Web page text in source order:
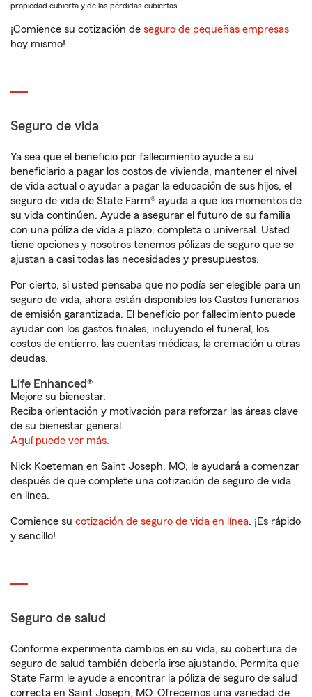
propiedad cubierta y de las pérdidas cubiertas.
¡Comience su cotización de seguro de pequeñas empresas
hoy mismo!
Seguro de vida
Ya sea que el beneficio por fallecimiento ayude a su
beneficiario a pagar los costos de vivienda, mantener el nivel
de vida actual o ayudar a pagar la educación de sus hijos, el
seguro de vida de State Farm® ayuda a que los momentos de
su vida continúen. Ayude a asegurar el futuro de su familia
con una póliza de vida a plazo, completa o universal. Usted
tiene opciones y nosotros tenemos pólizas de seguro que se
ajustan a casi todas las necesidades y presupuestos.
Por cierto, si usted pensaba que no podía ser elegible para un
seguro de vida, ahora están disponibles los Gastos funerarios
de emisión garantizada. El beneficio por fallecimiento puede
ayudar con los gastos finales, incluyendo el funeral, los
costos de entierro, las cuentas médicas, la cremación u otras
deudas.
Life Enhanced®
Mejore su bienestar.
Reciba orientación y motivación para reforzar las áreas clave
de su bienestar general.
Aquí puede ver más.
Nick Koeteman en Saint Joseph, MO, le ayudará a comenzar
después de que complete una cotización de seguro de vida
en línea.
Comience su cotización de seguro de vida en línea. ¡Es rápido
y sencillo!
Seguro de salud
Conforme experimenta cambios en su vida, su cobertura de
seguro de salud también debería irse ajustando. Permita que
State Farm le ayude a encontrar la póliza de seguro de salud
correcta en Saint Joseph, MO. Ofrecemos una variedad de